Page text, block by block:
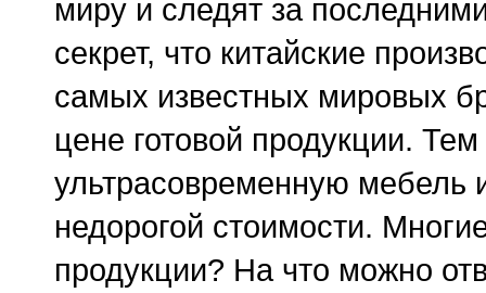
миру и следят за
секрет, что китайские
самых известных мировых
цене готовой продукции.
ультрасовременную мебель
недорогой стоимости.
продукции? На что можно